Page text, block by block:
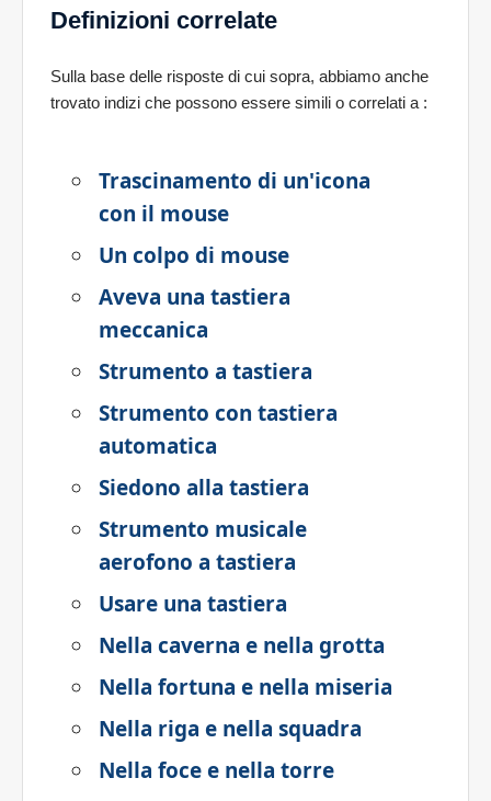
Definizioni correlate
Sulla base delle risposte di cui sopra, abbiamo anche
trovato indizi che possono essere simili o correlati a :
Trascinamento di un'icona
con il mouse
Un colpo di mouse
Aveva una tastiera
meccanica
Strumento a tastiera
Strumento con tastiera
automatica
Siedono alla tastiera
Strumento musicale
aerofono a tastiera
Usare una tastiera
Nella caverna e nella grotta
Nella fortuna e nella miseria
Nella riga e nella squadra
Nella foce e nella torre